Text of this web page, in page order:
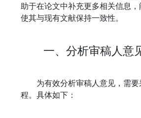
助于在论文中补充更多相关信息，
使其与现有文献保持一致性。
一、分析审稿人意
为有效分析审稿人意见，需要
程。具体如下：